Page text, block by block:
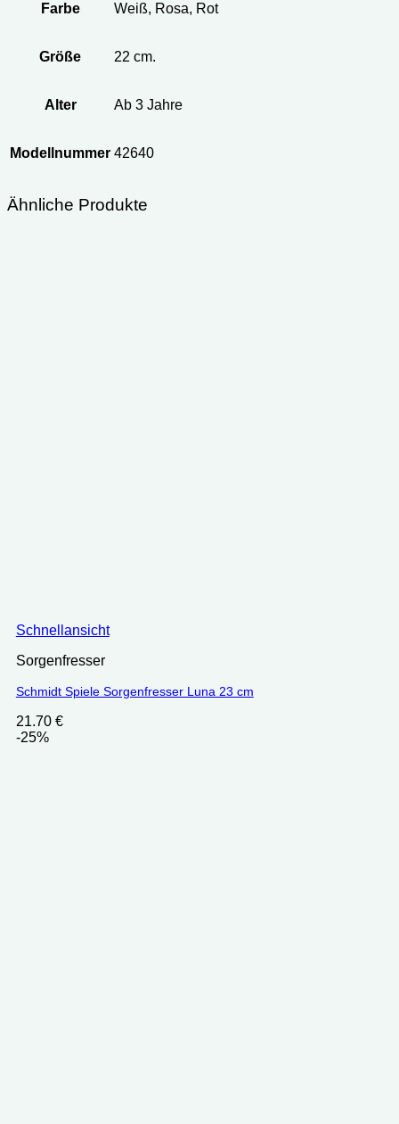
Farbe Weiß, Rosa, Rot
Größe 22 cm.
Alter Ab 3 Jahre
Modellnummer 42640
Ähnliche Produkte
Schnellansicht
Sorgenfresser
Schmidt Spiele Sorgenfresser Luna 23 cm
21.70 €
-25%